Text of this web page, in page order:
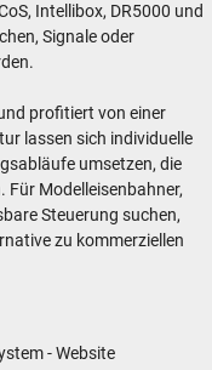
Intellibox, DR5000 und
Signale oder
profitiert von einer
lassen sich individuelle
umsetzen, die
Modelleisenbahner,
Steuerung suchen,
zu kommerziellen
- Website